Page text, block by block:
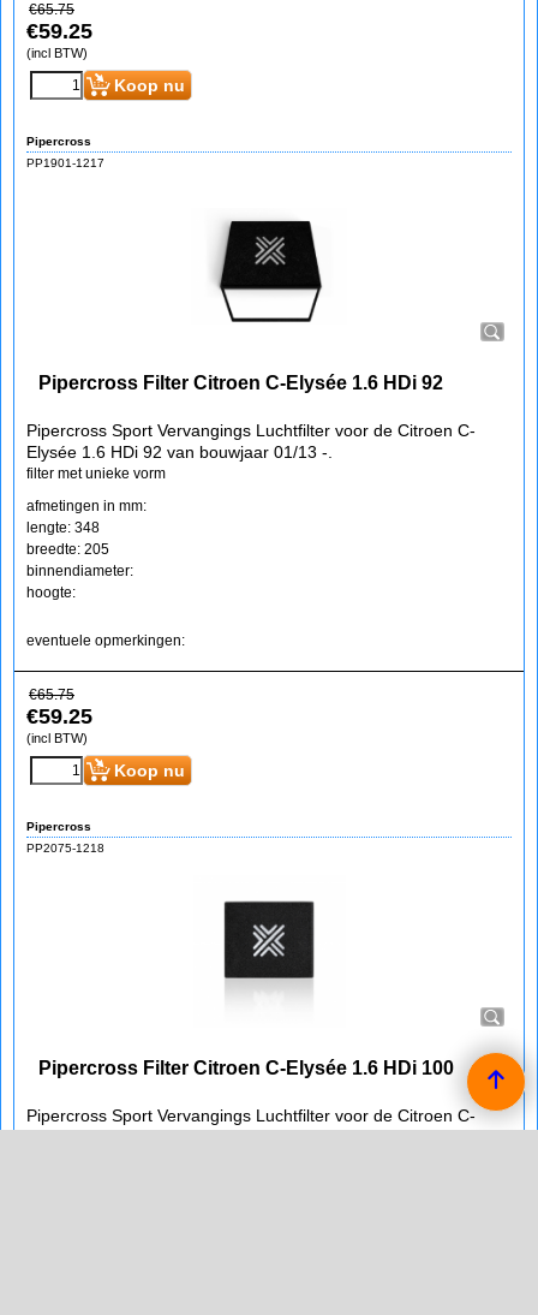
€65.75
€59.25
(incl BTW)
Koop nu
Pipercross
PP1901-1217
Pipercross Filter Citroen C-Elysée 1.6 HDi 92
Pipercross Sport Vervangings Luchtfilter voor de Citroen C-
Elysée 1.6 HDi 92 van bouwjaar 01/13 -.
filter met unieke vorm
afmetingen in mm:
lengte: 348
breedte: 205
binnendiameter:
hoogte:
eventuele opmerkingen:
€65.75
€59.25
(incl BTW)
Koop nu
Pipercross
PP2075-1218
Pipercross Filter Citroen C-Elysée 1.6 HDi 100
Pipercross Sport Vervangings Luchtfilter voor de Citroen C-